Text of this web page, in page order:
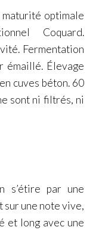
optimale
Coquard.
Fermentation
émaillé. Élevage
cuves béton. 60
sont ni filtrés, ni
s’étire par une
une note vive,
et long avec une